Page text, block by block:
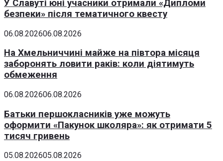
У Славуті юні учасники отримали «Дипломи
безпеки» після тематичного квесту
06.08.202606.08.2026
На Хмельниччині майже на півтора місяця
заборонять ловити раків: коли діятимуть
обмеження
06.08.202606.08.2026
Батьки першокласників уже можуть
оформити «Пакунок школяра»: як отримати 5
тисяч гривень
05.08.202605.08.2026